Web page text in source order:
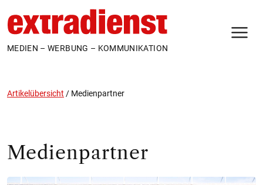
MEDIEN – WERBUNG – KOMMUNIKATION
Artikelübersicht / Medienpartner
Medienpartner